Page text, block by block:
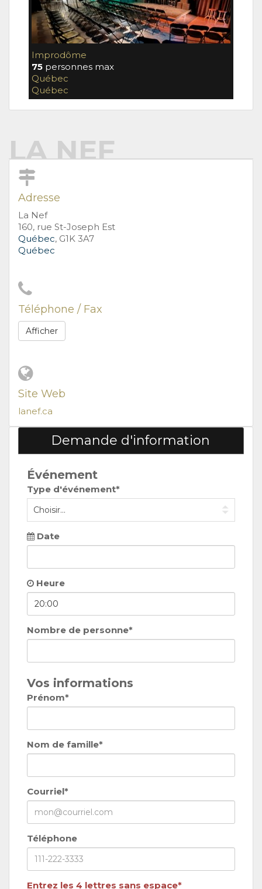
Improdôme
75 personnes max
Québec
Québec
LA NEF
Adresse
La Nef
160, rue St-Joseph Est
Québec, G1K 3A7
Québec
Téléphone / Fax
Afficher
Site Web
lanef.ca
Demande d'information
Événement
Type d'événement*
Date
Heure
Nombre de personne*
Vos informations
Prénom*
Nom de famille*
Courriel*
Téléphone
Entrez les 4 lettres sans espace*